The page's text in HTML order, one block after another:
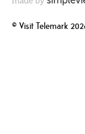
© Visit Telemark